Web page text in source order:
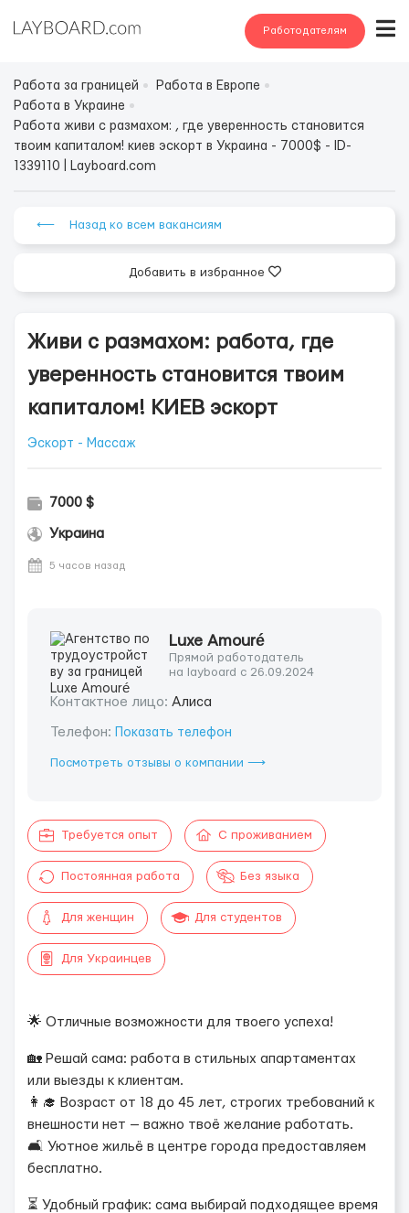
Работодателям
Работа за границей
Работа в Европе
Работа в Украине
Работа живи с размахом: , где уверенность становится
твоим капиталом! киев эскорт в Украина - 7000$ - ID-
1339110 | Layboard.com
⟵ Назад ко всем вакансиям
Добавить в избранное
Живи с размахом: работа, где
уверенность становится твоим
капиталом! КИЕВ эскорт
Эскорт - Массаж
7000 $
Украина
5 часов назад
Luxe Amouré
Прямой работодатель
на layboard с 26.09.2024
Контактное лицо: Алиса
Телефон: Показать телефон
Посмотреть отзывы о компании ⟶
Требуется опыт С проживанием
Постоянная работа Без языка
Для женщин Для студентов
Для Украинцев
🌟 Отличные возможности для твоего успеха!
🏡 Решай сама: работа в стильных апартаментах
или выезды к клиентам.
👩‍🎓 Возраст от 18 до 45 лет, строгих требований к
внешности нет — важно твоё желание работать.
🛋 Уютное жильё в центре города предоставляем
бесплатно.
⏳ Удобный график: сама выбирай подходящее время